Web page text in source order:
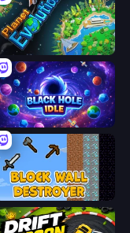
Planet Evolution: Idle Clicker
Black Hole Idle
Block Wall Destroyer